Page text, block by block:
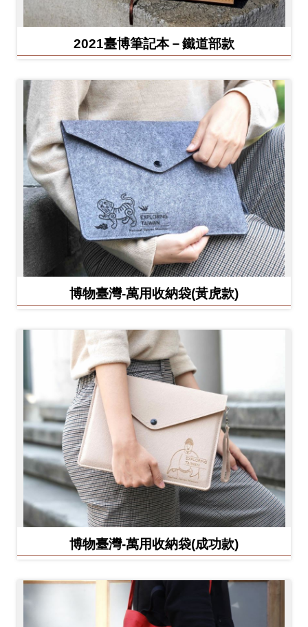
2021臺博筆記本－鐵道部款
博物臺灣-萬用收納袋(黃虎款)
博物臺灣-萬用收納袋(成功款)